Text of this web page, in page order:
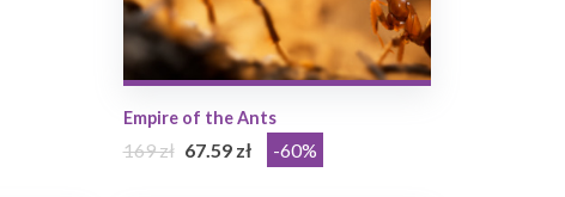
Empire of the Ants
169 zł 67.59 zł -60%